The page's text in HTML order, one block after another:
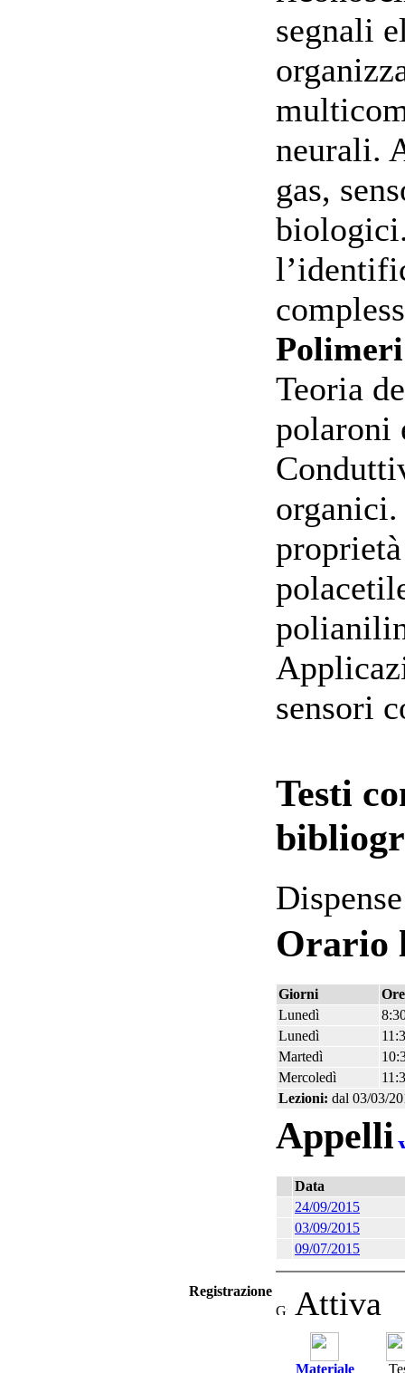
segnali
neurali.
gas,
Teoria
polaroni
sensori
Testi
Dispense
Orario
Giorni
Ore
Lunedì
Lunedì
Martedì
Mercoledì
Lezioni: dal 03/03/
Appelli
Data
24/09/2015
03/09/2015
09/07/2015
Registrazione Attiva
Materiale